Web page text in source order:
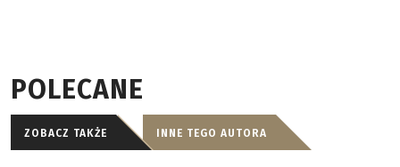
POLECANE
ZOBACZ TAKŻE INNE TEGO AUTORA